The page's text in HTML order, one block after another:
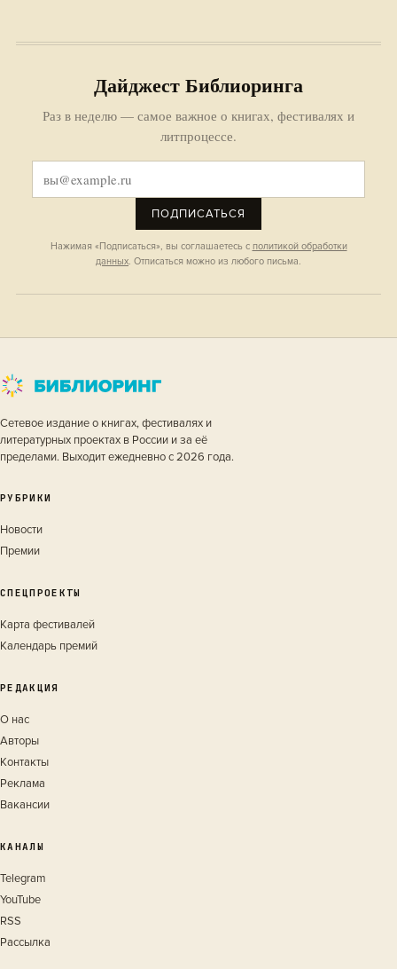
Дайджест Библиоринга
Раз в неделю — самое важное о книгах, фестивалях и
литпроцессе.
ПОДПИСАТЬСЯ
Нажимая «Подписаться», вы соглашаетесь с политикой обработки
данных . Отписаться можно из любого письма.
Сетевое издание о книгах, фестивалях и
литературных проектах в России и за её
пределами. Выходит ежедневно с 2026 года.
РУБРИКИ
Новости
Премии
СПЕЦПРОЕКТЫ
Карта фестивалей
Календарь премий
РЕДАКЦИЯ
О нас
Авторы
Контакты
Реклама
Вакансии
КАНАЛЫ
Telegram
YouTube
RSS
Рассылка